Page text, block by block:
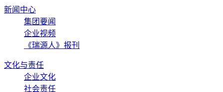
新闻中心
集团要闻
企业视频
《瑞源人》报刊
文化与责任
企业文化
社会责任